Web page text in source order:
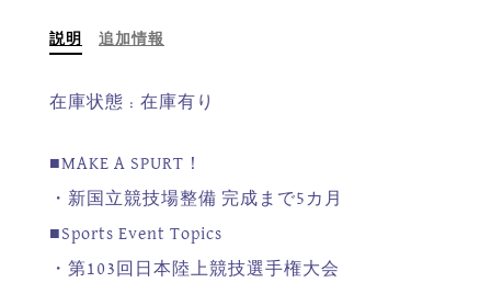
説明 追加情報
在庫状態 : 在庫有り
■MAKE A SPURT！
・新国立競技場整備 完成まで5カ月
■Sports Event Topics
・第103回日本陸上競技選手権大会